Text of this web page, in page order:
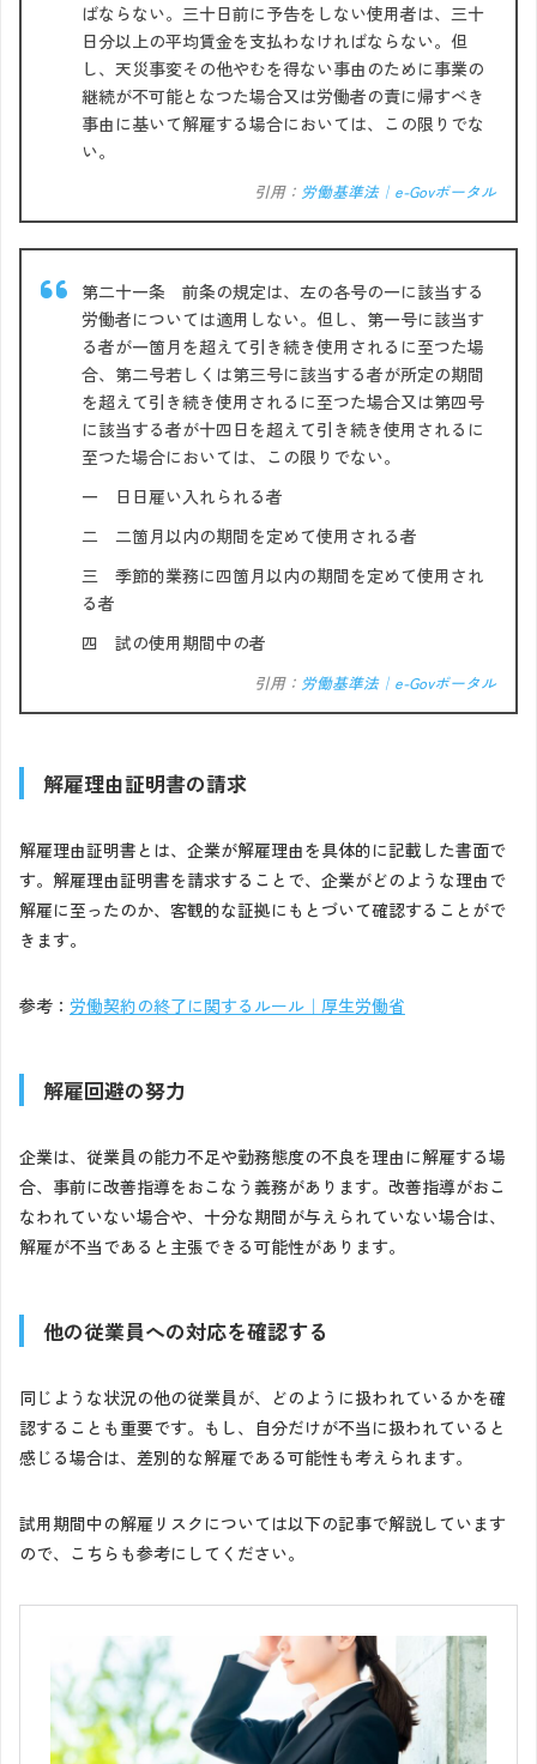
ばならない。三十日前に予告をしない使用者は、三十
日分以上の平均賃金を支払わなければならない。但
し、天災事変その他やむを得ない事由のために事業の
継続が不可能となつた場合又は労働者の責に帰すべき
事由に基いて解雇する場合においては、この限りでな
い。
引用： 労働基準法｜e-Govポータル
第二十一条 前条の規定は、左の各号の一に該当する
労働者については適用しない。但し、第一号に該当す
る者が一箇月を超えて引き続き使用されるに至つた場
合、第二号若しくは第三号に該当する者が所定の期間
を超えて引き続き使用されるに至つた場合又は第四号
に該当する者が十四日を超えて引き続き使用されるに
至つた場合においては、この限りでない。
一 日日雇い入れられる者
二 二箇月以内の期間を定めて使用される者
三 季節的業務に四箇月以内の期間を定めて使用され
る者
四 試の使用期間中の者
引用： 労働基準法｜e-Govポータル
解雇理由証明書の請求
解雇理由証明書とは、企業が解雇理由を具体的に記載した書面で
す。解雇理由証明書を請求することで、企業がどのような理由で
解雇に至ったのか、客観的な証拠にもとづいて確認することがで
きます。
参考： 労働契約の終了に関するルール｜厚生労働省
解雇回避の努力
企業は、従業員の能力不足や勤務態度の不良を理由に解雇する場
合、事前に改善指導をおこなう義務があります。改善指導がおこ
なわれていない場合や、十分な期間が与えられていない場合は、
解雇が不当であると主張できる可能性があります。
他の従業員への対応を確認する
同じような状況の他の従業員が、どのように扱われているかを確
認することも重要です。もし、自分だけが不当に扱われていると
感じる場合は、差別的な解雇である可能性も考えられます。
試用期間中の解雇リスクについては以下の記事で解説しています
ので、こちらも参考にしてください。